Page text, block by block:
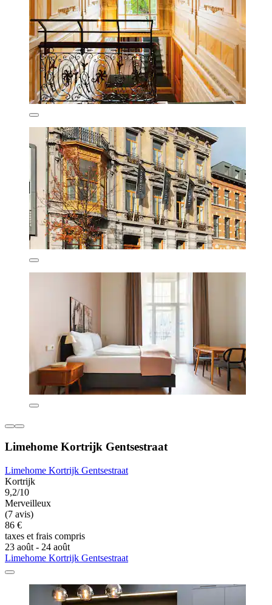
Limehome Kortrijk Gentsestraat
Limehome Kortrijk Gentsestraat
Kortrijk
9,2/10
Merveilleux
(7 avis)
86 €
taxes et frais compris
23 août - 24 août
Limehome Kortrijk Gentsestraat